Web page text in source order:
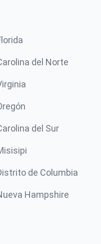
del Norte
del Sur
de Columbia
Hampshire